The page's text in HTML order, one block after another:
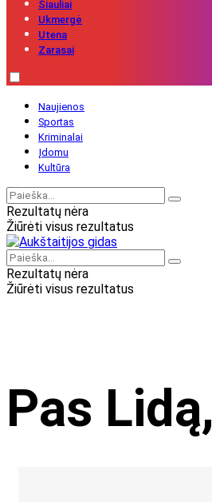
Šiauliai
Ukmergė
Utena
Zarasai
Naujienos
Sportas
Kriminalai
Įdomu
Kultūra
Rezultatų nėra
Žiūrėti visus rezultatus
Rezultatų nėra
Žiūrėti visus rezultatus
Pas